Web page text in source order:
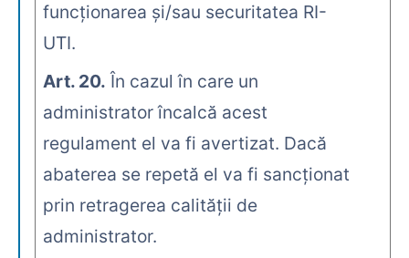
funcţionarea şi/sau securitatea RI-
UTI.
Art. 20. În cazul în care un
administrator încalcă acest
regulament el va fi avertizat. Dacă
abaterea se repetă el va fi sancţionat
prin retragerea calităţii de
administrator.